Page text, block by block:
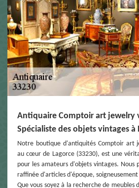
Antiquaire Comptoir art jewelry
Spécialiste des objets vintages à
Notre boutique d'antiquités Comptoir art
au cœur de Lagorce (33230), est une
pour les amateurs d'objets vintages. Nous
raffinée d'articles d'époque,
Que vous soyez à la recherche de meubles